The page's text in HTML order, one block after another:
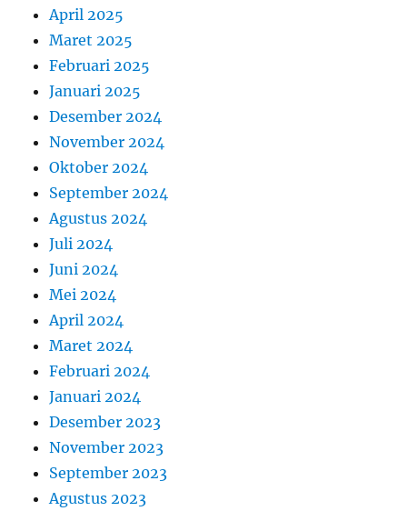
April 2025
Maret 2025
Februari 2025
Januari 2025
Desember 2024
November 2024
Oktober 2024
September 2024
Agustus 2024
Juli 2024
Juni 2024
Mei 2024
April 2024
Maret 2024
Februari 2024
Januari 2024
Desember 2023
November 2023
September 2023
Agustus 2023